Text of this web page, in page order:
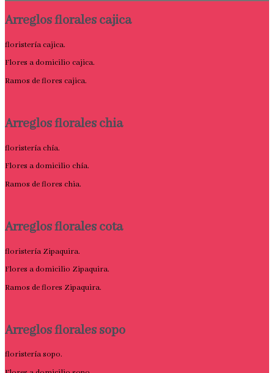
Arreglos florales cajica
floristería cajica.
Flores a domicilio cajica.
Ramos de flores cajica.
Arreglos florales chia
floristería chía.
Flores a domicilio chía.
Ramos de flores chia.
Arreglos florales cota
floristería Zipaquira.
Flores a domicilio Zipaquira.
Ramos de flores Zipaquira.
Arreglos florales sopo
floristería sopo.